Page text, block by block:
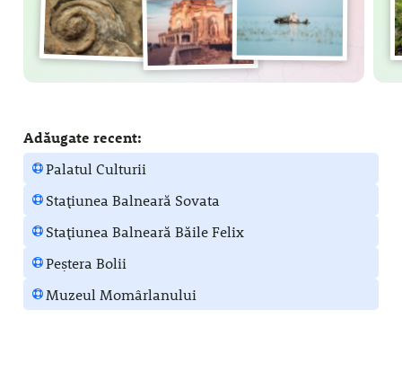
Adăugate recent:
Palatul Culturii
Stațiunea Balneară Sovata
Stațiunea Balneară Băile Felix
Peștera Bolii
Muzeul Momârlanului